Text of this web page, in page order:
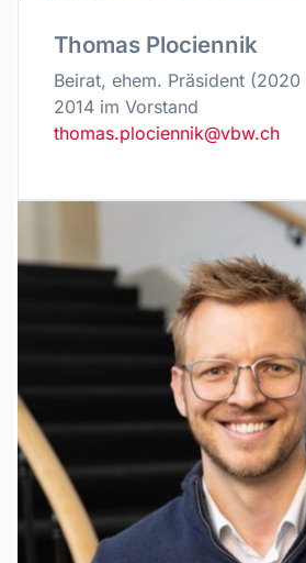
Thomas Plociennik
Beirat, ehem. Präsident
2014 im Vorstand
thomas.plociennik@vbw.ch